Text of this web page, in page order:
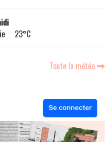
23°C
Toute la météo